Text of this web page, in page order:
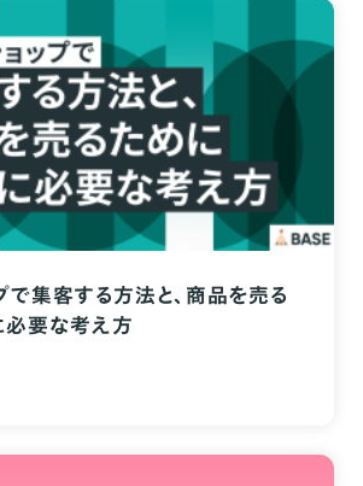
で集客する方法と、商品を売る
要な考え方